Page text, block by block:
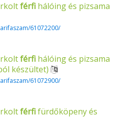
férfi hálóing és pizsama
61072200/
férfi hálóing és pizsama
készültet)
61072900/
férfifürdőköpeny és